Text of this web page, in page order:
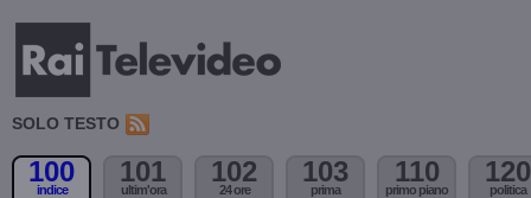
SOLO TESTO
100
indice
101
ultim'ora
102
24 ore
103
prima
110
primo piano
120
politica